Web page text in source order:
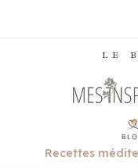
LE
Recettes